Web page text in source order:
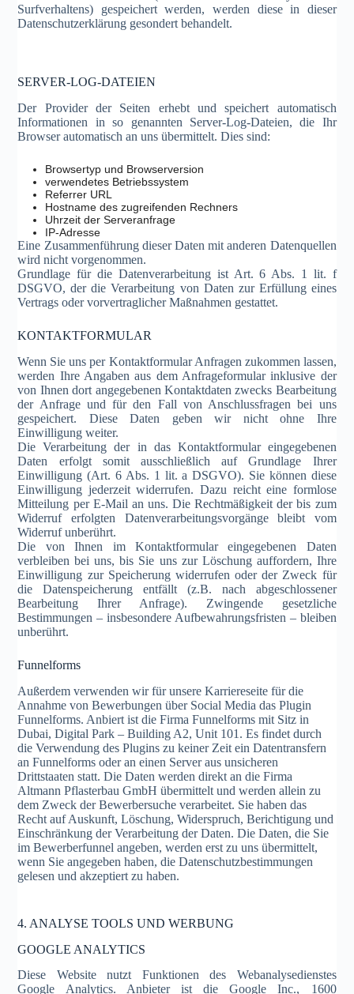
Surfverhaltens) gespeichert werden, werden diese in dieser
Datenschutzerklärung gesondert behandelt.
SERVER-LOG-DATEIEN
Der Provider der Seiten erhebt und speichert automatisch
Informationen in so genannten Server-Log-Dateien, die Ihr
Browser automatisch an uns übermittelt. Dies sind:
Browsertyp und Browserversion
verwendetes Betriebssystem
Referrer URL
Hostname des zugreifenden Rechners
Uhrzeit der Serveranfrage
IP-Adresse
Eine Zusammenführung dieser Daten mit anderen Datenquellen
wird nicht vorgenommen.
Grundlage für die Datenverarbeitung ist Art. 6 Abs. 1 lit. f
DSGVO, der die Verarbeitung von Daten zur Erfüllung eines
Vertrags oder vorvertraglicher Maßnahmen gestattet.
KONTAKTFORMULAR
Wenn Sie uns per Kontaktformular Anfragen zukommen lassen,
werden Ihre Angaben aus dem Anfrageformular inklusive der
von Ihnen dort angegebenen Kontaktdaten zwecks Bearbeitung
der Anfrage und für den Fall von Anschlussfragen bei uns
gespeichert. Diese Daten geben wir nicht ohne Ihre
Einwilligung weiter.
Die Verarbeitung der in das Kontaktformular eingegebenen
Daten erfolgt somit ausschließlich auf Grundlage Ihrer
Einwilligung (Art. 6 Abs. 1 lit. a DSGVO). Sie können diese
Einwilligung jederzeit widerrufen. Dazu reicht eine formlose
Mitteilung per E-Mail an uns. Die Rechtmäßigkeit der bis zum
Widerruf erfolgten Datenverarbeitungsvorgänge bleibt vom
Widerruf unberührt.
Die von Ihnen im Kontaktformular eingegebenen Daten
verbleiben bei uns, bis Sie uns zur Löschung auffordern, Ihre
Einwilligung zur Speicherung widerrufen oder der Zweck für
die Datenspeicherung entfällt (z.B. nach abgeschlossener
Bearbeitung Ihrer Anfrage). Zwingende gesetzliche
Bestimmungen – insbesondere Aufbewahrungsfristen – bleiben
unberührt.
Funnelforms
Außerdem verwenden wir für unsere Karriereseite für die
Annahme von Bewerbungen über Social Media das Plugin
Funnelforms. Anbiert ist die Firma Funnelforms mit Sitz in
Dubai, Digital Park – Building A2, Unit 101. Es findet durch
die Verwendung des Plugins zu keiner Zeit ein Datentransfern
an Funnelforms oder an einen Server aus unsicheren
Drittstaaten statt. Die Daten werden direkt an die Firma
Altmann Pflasterbau GmbH übermittelt und werden allein zu
dem Zweck der Bewerbersuche verarbeitet. Sie haben das
Recht auf Auskunft, Löschung, Widerspruch, Berichtigung und
Einschränkung der Verarbeitung der Daten. Die Daten, die Sie
im Bewerberfunnel angeben, werden erst zu uns übermittelt,
wenn Sie angegeben haben, die Datenschutzbestimmungen
gelesen und akzeptiert zu haben.
4. ANALYSE TOOLS UND WERBUNG
GOOGLE ANALYTICS
Diese Website nutzt Funktionen des Webanalysedienstes
Google Analytics. Anbieter ist die Google Inc., 1600